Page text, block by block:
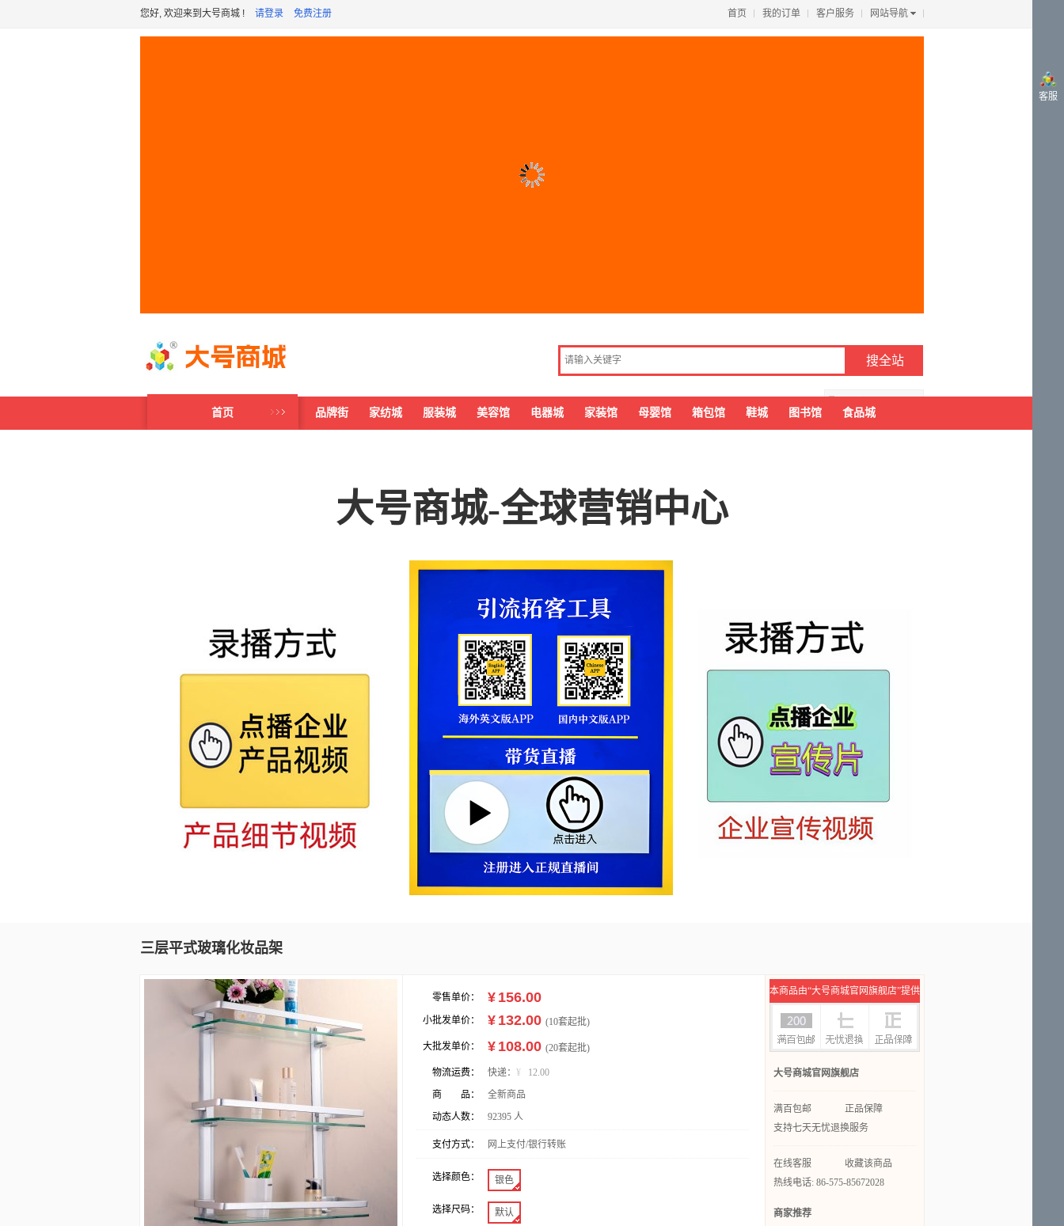
您好, 欢迎来到大号商城 ! 请登录 免费注册 首页 我的订单 客户服务 网站导航
首页 品牌街 家纺城 服装城 美容馆 电器城 家装馆 母婴馆 箱包馆 鞋城 图书馆 食品城
大号商城-全球营销中心
三层平式玻璃化妆品架
零售单价： ¥ 156.00
小批发单价： ¥ 132.00 (10套起批)
大批发单价： ¥ 108.00 (20套起批)
物流运费： 快递： ¥
12.00
商 品：
全新商品
动态人数：
92395 人
支付方式： 网上支付/银行转账
选择颜色： 银色
选择尺码： 默认
本商品由“大号商城官网旗舰店”提供
大号商城官网旗舰店
满百包邮
正品保障
支持七天无忧退换服务
在线客服
收藏该商品
热线电话: 86-575-85672028
商家推荐
客服